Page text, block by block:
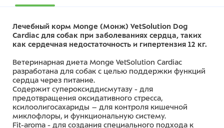
Лечебный корм Monge (Монж) VetSolution Dog
Cardiac для собак при заболеваниях сердца, таких
как сердечная недостаточность и гипертензия 12 кг.
Ветеринарная диета Monge VetSolution Cardiac
разработана для собак с целью поддержки функций
сердца через питание.
Содержит супероксиддисмутазу - для
предотвращения оксидативного стресса,
ксилоолигосахариды – для контроля кишечной
миклофлоры, и функциональную систему.
Fit-aroma - для создания специального подхода к